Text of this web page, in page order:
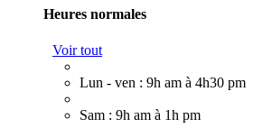
Heures normales
Voir tout
Lun - ven : 9h am à 4h30 pm
Sam : 9h am à 1h pm